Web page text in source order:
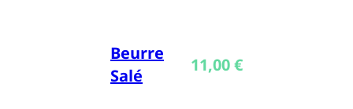
Beurre
Salé
11,00€